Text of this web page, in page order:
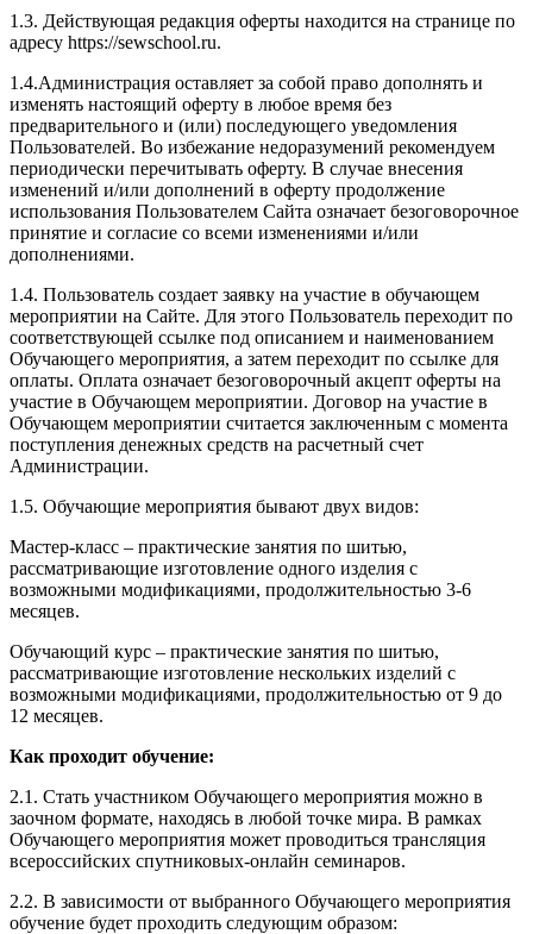
1.3. Действующая редакция оферты находится на странице по
адресу https://sewschool.ru.
1.4.Администрация оставляет за собой право дополнять и
изменять настоящий оферту в любое время без
предварительного и (или) последующего уведомления
Пользователей. Во избежание недоразумений рекомендуем
периодически перечитывать оферту. В случае внесения
изменений и/или дополнений в оферту продолжение
использования Пользователем Сайта означает безоговорочное
принятие и согласие со всеми изменениями и/или
дополнениями.
1.4. Пользователь создает заявку на участие в обучающем
мероприятии на Сайте. Для этого Пользователь переходит по
соответствующей ссылке под описанием и наименованием
Обучающего мероприятия, а затем переходит по ссылке для
оплаты. Оплата означает безоговорочный акцепт оферты на
участие в Обучающем мероприятии. Договор на участие в
Обучающем мероприятии считается заключенным с момента
поступления денежных средств на расчетный счет
Администрации.
1.5. Обучающие мероприятия бывают двух видов:
Мастер-класс – практические занятия по шитью,
рассматривающие изготовление одного изделия с
возможными модификациями, продолжительностью 3-6
месяцев.
Обучающий курс – практические занятия по шитью,
рассматривающие изготовление нескольких изделий с
возможными модификациями, продолжительностью от 9 до
12 месяцев.
Как проходит обучение:
2.1. Стать участником Обучающего мероприятия можно в
заочном формате, находясь в любой точке мира. В рамках
Обучающего мероприятия может проводиться трансляция
всероссийских спутниковых-онлайн семинаров.
2.2. В зависимости от выбранного Обучающего мероприятия
обучение будет проходить следующим образом: